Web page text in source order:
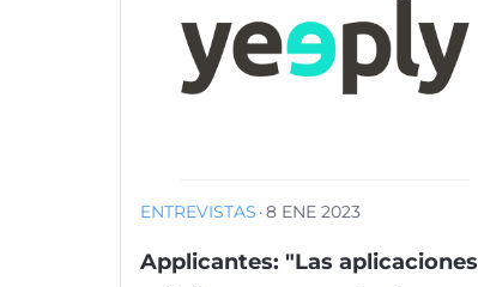
ENTREVISTAS ·8 ENE 2023
Applicantes: "Las aplicaciones